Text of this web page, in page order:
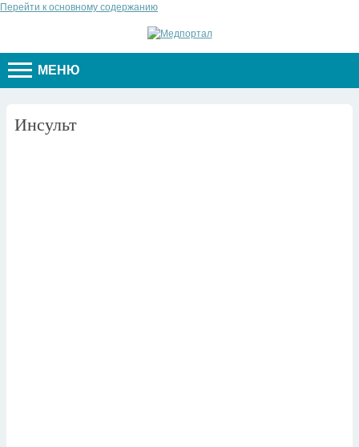
Перейти к основному содержанию
МЕНЮ
Инсульт